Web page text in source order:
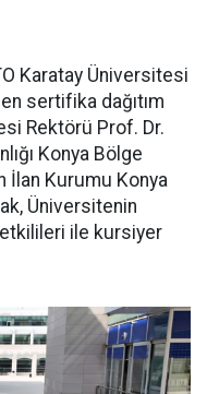
Karatay Üniversitesi
sertifika dağıtım
Rektörü Prof. Dr.
Konya Bölge
İlan Kurumu Konya
Üniversitenin
ile kursiyer